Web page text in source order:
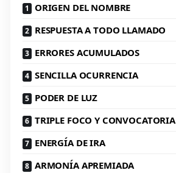
ORIGEN DEL NOMBRE
RESPUESTA A TODO LLAMADO
ERRORES ACUMULADOS
SENCILLA OCURRENCIA
PODER DE LUZ
TRIPLE FOCO Y CONVOCATORIA
ENERGÍA DE IRA
ARMONÍA APREMIADA